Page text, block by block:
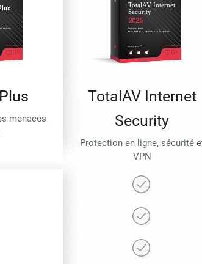
menaces
TotalAV Internet
Security
Protection en ligne, sécurité
VPN